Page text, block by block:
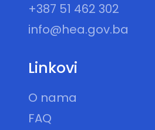
+387 51 462 302
info@hea.gov.ba
Linkovi
O nama
FAQ